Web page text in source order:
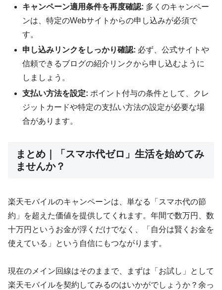
キャンペーン適用条件を再度確認: 多くのキャンペー
ンは、特定のWebサイトからの申し込みが必須で
す。
申し込みリンクをしっかり確認: 必ず、公式サイトや
信頼できるブログの紹介リンクから申し込むように
しましょう。
支払い方法を設定: ポイント付与の条件として、クレ
ジットカードや特定の支払い方法の設定が必要な場
合があります。
まとめ｜「スマホ代ゼロ」生活を始めてみ
ませんか？
楽天モバイルのキャンペーンは、単なる「スマホ代の節
約」を超えた価値を提供してくれます。年間で数万円、数
十万円というお金が浮くだけでなく、「自分は賢くお金を
使えている」という自信にもつながります。
現在のメイン回線はそのままで、まずは「お試し」として
楽天モバイルを契約してみるのはいかがでしょうか？余っ